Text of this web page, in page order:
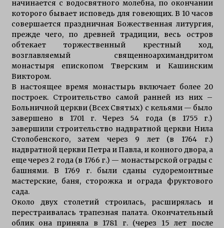
начинается с водосвятного молебна, по окончании
которого бывает исповедь для говеющих. В 10 часов
совершается праздничная Божественная литургия,
прежде чего, по древней традиции, весь остров
обтекает торжественный крестный ход,
возглавляемый священноархимандритом
монастыря епископом Тверским и Кашинским
Виктором.
В настоящее время монастырь включает более 20
построек. Строительство самой ранней из них –
Больничной церкви (Всех Святых) с кельями — было
завершено в 1701 г. Через 54 года (в 1755 г.)
завершили строительство надвратной церкви Нила
Столобенского, затем через 9 лет (в 1764 г.)
надвратной церкви Петра и Павла, и конного двора, а
еще через 2 года (в 1766 г.) — монастырской ограды с
башнями. В 1769 г. были сданы судоремонтные
мастерские, баня, сторожка и ограда фруктового
сада.
Около двух столетий строилась, расширялась и
перестраивалась трапезная палата. Окончательный
облик она приняла в 1781 г. (через 15 лет после